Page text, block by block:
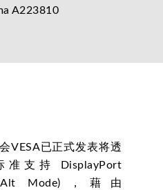
VESA已正式发表将透
准支持 DisplayPort
Mode)，藉由